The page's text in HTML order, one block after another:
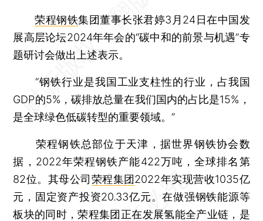
荣程钢铁集团董事长张君婷3月24日在中国发
展高层论坛2024年年会的“碳中和的前景与机遇”专
题研讨会做出上述表示。
“钢铁行业是我国工业支柱性的行业，占我国
GDP的5%，碳排放总量在我们国内的占比是15%，
是全球绿色低碳转型的重要领域。”
荣程钢铁总部位于天津，据世界钢铁协会数
据，2022年荣程钢铁产能422万吨，全球排名第
82位。其母公司荣程集团2022年实现营收1035亿
元，固定资产投资20.33亿元。在做强钢铁能源等
板块的同时，荣程集团正在发展氢能全产业链，是